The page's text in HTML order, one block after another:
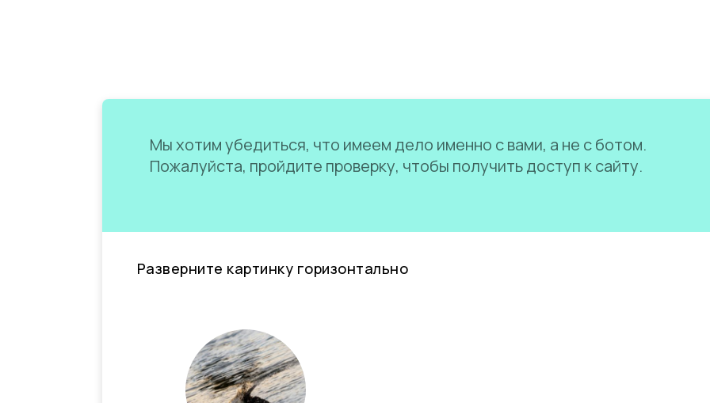
Мы хотим убедиться, что имеем дело именно с вами, а не с ботом.
Пожалуйста, пройдите проверку, чтобы получить доступ к сайту.
Разверните картинку горизонтально